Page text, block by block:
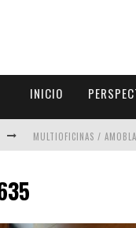
INICIO
MULTIOFICINAS /